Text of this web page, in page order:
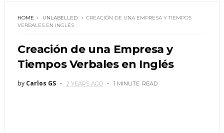
HOME UNLABELLED
CREACIÓN DE UNA EMPRESA Y TIEMPOS
VERBALES EN INGLÉS
Creación de una Empresa y
Tiempos Verbales en Inglés
by Carlos GS 2 YEARS AGO 1 MINUTE READ